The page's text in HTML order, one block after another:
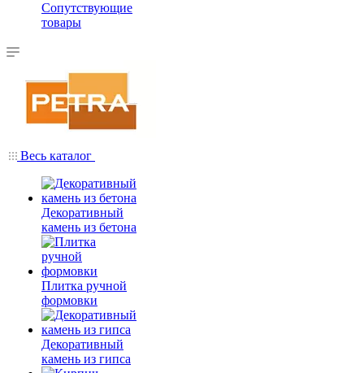
Сопутствующие
товары
Весь каталог
Декоративный
камень из бетона
Плитка ручной
формовки
Декоративный
камень из гипса